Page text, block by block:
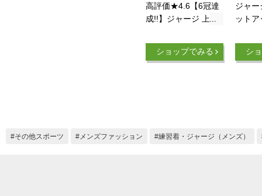
高評価★4.6【6冠達
成!!】ジャージ 上下
スウェット 春秋 長
袖 部屋着 スポーツ
500円】【正規品】
ショップでみる
ジャー
ット
乾 上
スポ
シ
その他スポーツ メンズファッション 練習着・ジャージ（メンズ）